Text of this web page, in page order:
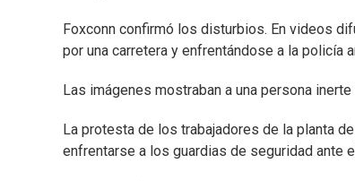
Foxconn confirmó los disturbios. En videos
por una carretera y enfrentándose a la policía
Las imágenes mostraban a una persona
La protesta de los trabajadores de la planta
enfrentarse a los guardias de seguridad ante